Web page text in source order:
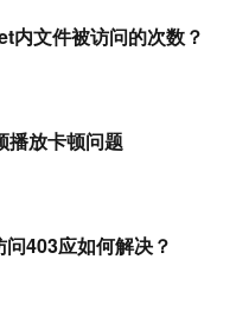
文件被访问的次数？
播放卡顿问题
403应如何解决？